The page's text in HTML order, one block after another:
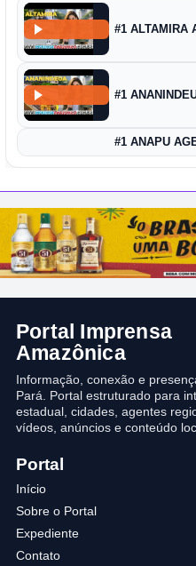
#1 ALTAMIRA
#1
#1 ANAPU
Portal Imprensa
Amazônica
Informação, conexão e
Pará. Portal estruturado para
estadual, cidades, agentes
vídeos, anúncios e conteúdo
Portal
Início
Sobre o Portal
Expediente
Contato